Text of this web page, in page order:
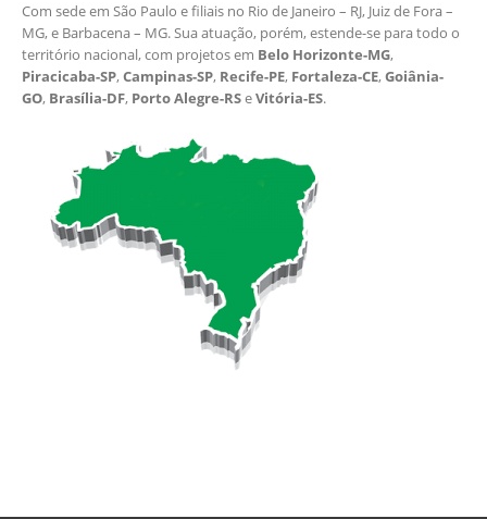
Com sede em São Paulo e filiais no Rio de Janeiro – RJ, Juiz de Fora –
MG, e Barbacena – MG. Sua atuação, porém, estende-se para todo o
território nacional, com projetos em Belo Horizonte-MG,
Piracicaba-SP,Campinas-SP, Recife-PE, Fortaleza-CE,Goiânia-
GO, Brasília-DF, Porto Alegre-RSeVitória-ES.